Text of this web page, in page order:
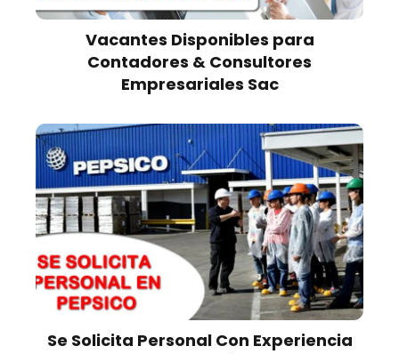
Vacantes Disponibles para
Contadores & Consultores
Empresariales Sac
Se Solicita Personal Con Experiencia